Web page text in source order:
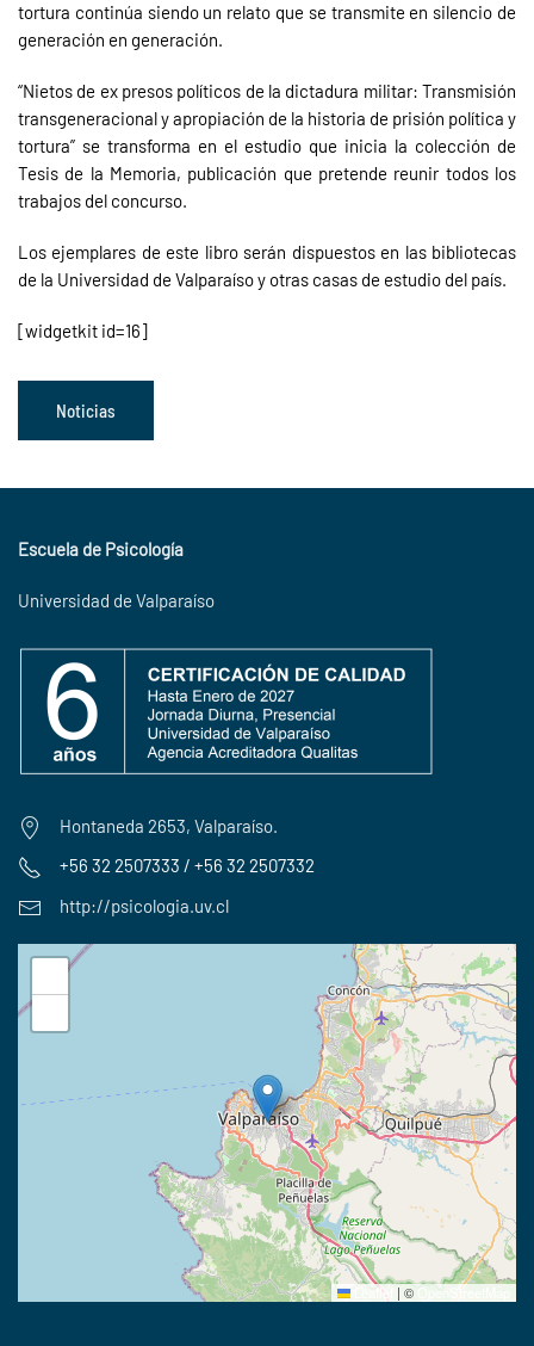
tortura continúa siendo un relato que se transmite en silencio de
generación en generación.
“Nietos de ex presos políticos de la dictadura militar: Transmisión
transgeneracional y apropiación de la historia de prisión política y
tortura” se transforma en el estudio que inicia la colección de
Tesis de la Memoria, publicación que pretende reunir todos los
trabajos del concurso.
Los ejemplares de este libro serán dispuestos en las bibliotecas
de la Universidad de Valparaíso y otras casas de estudio del país.
[widgetkit id=16]
Noticias
Escuela de Psicología
Universidad de Valparaíso
Hontaneda 2653, Valparaíso.
+56 32 2507333 / +56 32 2507332
http://psicologia.uv.cl
Leaflet | © OpenStreetMap